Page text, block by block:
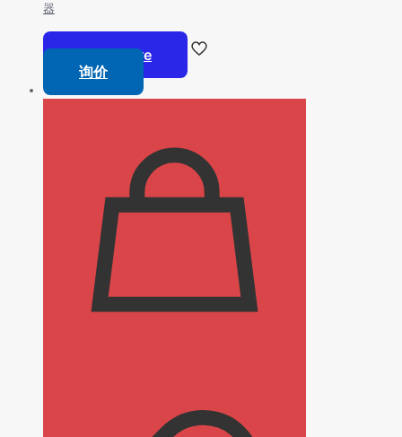
器
Read more
询价